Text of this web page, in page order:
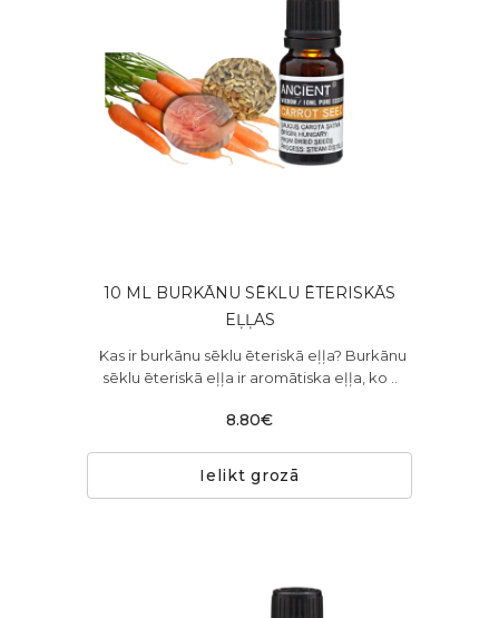
10 ML BURKĀNU SĒKLU ĒTERISKĀS
EĻĻAS
Kas ir burkānu sēklu ēteriskā eļļa? Burkānu
sēklu ēteriskā eļļa ir aromātiska eļļa, ko ..
8.80€
Ielikt grozā